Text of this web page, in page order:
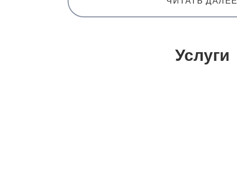
Услуги